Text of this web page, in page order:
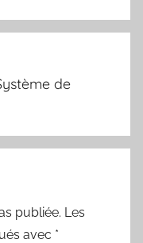
de
publiée. Les
avec *